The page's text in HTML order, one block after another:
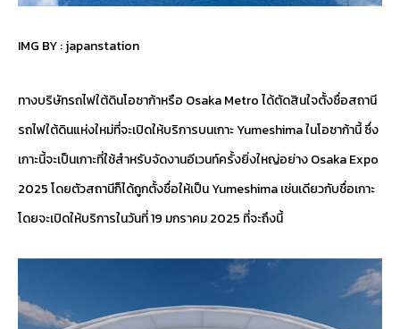
IMG BY :japanstation
ทางบริษัทรถไฟใต้ดินโอซาก้าหรือ Osaka Metro ได้ตัดสินใจตั้งชื่อสถานี
รถไฟใต้ดินแห่งใหม่ที่จะเปิดให้บริการบนเกาะ Yumeshima ในโอซาก้านี้ ซึ่ง
เกาะนี้จะเป็นเกาะที่ใช้สำหรับจัดงานอีเวนท์ครั้งยิ่งใหญ่อย่าง Osaka Expo
2025 โดยตัวสถานีก็ได้ถูกตั้งชื่อให้เป็น Yumeshima เช่นเดียวกับชื่อเกาะ
โดยจะเปิดให้บริการในวันที่ 19 มกราคม 2025 ที่จะถึงนี้